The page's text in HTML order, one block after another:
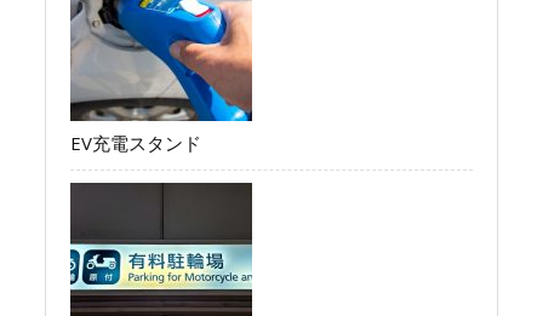
EV充電スタンド